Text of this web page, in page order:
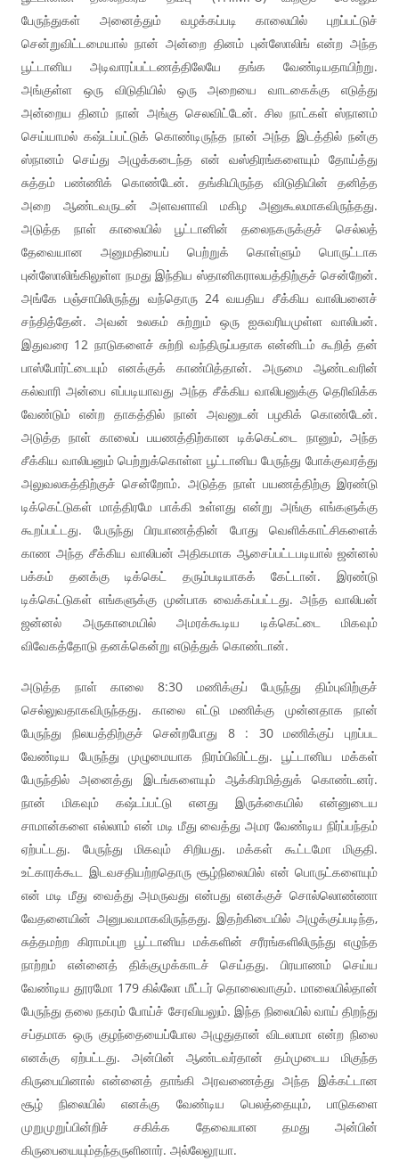
பேருந்துகள் அனைத்தும் வழக்கப்படி காலையில் புறப்பட்டுச்
சென்றுவிட்டமையால் நான் அன்றை தினம் புன்ஸோலிங் என்ற அந்த
பூட்டானிய அடிவாரப்பட்டணத்திலேயே தங்க வேண்டியதாயிற்று.
அங்குள்ள ஒரு விடுதியில் ஒரு அறையை வாடகைக்கு எடுத்து
அன்றைய தினம் நான் அங்கு செலவிட்டேன். சில நாட்கள் ஸ்நானம்
செய்யாமல் கஷ்டப்பட்டுக் கொண்டிருந்த நான் அந்த இடத்தில் நன்கு
ஸ்நானம் செய்து அழுக்கடைந்த என் வஸ்திரங்களையும் தோய்த்து
சுத்தம் பண்ணிக் கொண்டேன். தங்கியிருந்த விடுதியின் தனித்த
அறை ஆண்டவருடன் அளவளாவி மகிழ அனுகூலமாகவிருந்தது.
அடுத்த நாள் காலையில் பூட்டானின் தலைநகருக்குச் செல்லத்
தேவையான அனுமதியைப் பெற்றுக் கொள்ளும் பொருட்டாக
புன்ஸோலிங்கிலுள்ள நமது இந்திய ஸ்தானிகராலயத்திற்குச் சென்றேன்.
அங்கே பஞ்சாபிலிருந்து வந்தொரு 24 வயதிய சீக்கிய வாலிபனைச்
சந்தித்தேன். அவன் உலகம் சுற்றும் ஒரு ஐசுவரியமுள்ள வாலிபன்.
இதுவரை 12 நாடுகளைச் சுற்றி வந்திருப்பதாக என்னிடம் கூறித் தன்
பாஸ்போர்ட்டையும் எனக்குக் காண்பித்தான். அருமை ஆண்டவரின்
கல்வாரி அன்பை எப்படியாவது அந்த சீக்கிய வாலிபனுக்கு தெரிவிக்க
வேண்டும் என்ற தாகத்தில் நான் அவனுடன் பழகிக் கொண்டேன்.
அடுத்த நாள் காலைப் பயணத்திற்கான டிக்கெட்டை நானும், அந்த
சீக்கிய வாலிபனும் பெற்றுக்கொள்ள பூட்டானிய பேருந்து போக்குவரத்து
அலுவலகத்திற்குச் சென்றோம். அடுத்த நாள் பயணத்திற்கு இரண்டு
டிக்கெட்டுகள் மாத்திரமே பாக்கி உள்ளது என்று அங்கு எங்களுக்கு
கூறப்பட்டது. பேருந்து பிரயாணத்தின் போது வெளிக்காட்சிகளைக்
காண அந்த சீக்கிய வாலிபன் அதிகமாக ஆசைப்பட்டபடியால் ஜன்னல்
பக்கம் தனக்கு டிக்கெட் தரும்படியாகக் கேட்டான். இரண்டு
டிக்கெட்டுகள் எங்களுக்கு முன்பாக வைக்கப்பட்டது. அந்த வாலிபன்
ஜன்னல் அருகாமையில் அமரக்கூடிய டிக்கெட்டை மிகவும்
விவேகத்தோடு தனக்கென்று எடுத்துக் கொண்டான்.
அடுத்த நாள் காலை 8:30 மணிக்குப் பேருந்து திம்புவிற்குச்
செல்லுவதாகவிருந்தது. காலை எட்டு மணிக்கு முன்னதாக நான்
பேருந்து நிலயத்திற்குச் சென்றபோது 8 : 30 மணிக்குப் புறப்பட
வேண்டிய பேருந்து முழுமையாக நிரம்பிவிட்டது. பூட்டானிய மக்கள்
பேருந்தில் அனைத்து இடங்களையும் ஆக்கிரமித்துக் கொண்டனர்.
நான் மிகவும் கஷ்டப்பட்டு எனது இருக்கையில் என்னுடைய
சாமான்களை எல்லாம் என் மடி மீது வைத்து அமர வேண்டிய நிர்ப்பந்தம்
ஏற்பட்டது. பேருந்து மிகவும் சிறியது. மக்கள் கூட்டமோ மிகுதி.
உட்காரக்கூட இடவசதியற்றதொரு சூழ்நிலையில் என் பொருட்களையும்
என் மடி மீது வைத்து அமருவது என்பது எனக்குச் சொல்லொண்ணா
வேதனையின் அனுபவமாகவிருந்தது. இதற்கிடையில் அழுக்குப்படிந்த,
சுத்தமற்ற கிராமப்புற பூட்டானிய மக்களின் சரீரங்களிலிருந்து எழுந்த
நாற்றம் என்னைத் திக்குமுக்காடச் செய்தது. பிரயாணம் செய்ய
வேண்டிய தூரமோ 179 கில்லோ மீட்டர் தொலைவாகும். மாலையில்தான்
பேருந்து தலை நகரம் போய்ச் சேரவியலும். இந்த நிலையில் வாய் திறந்து
சப்தமாக ஒரு குழந்தையைப்போல அழுதுதான் விடலாமா என்ற நிலை
எனக்கு ஏற்பட்டது. அன்பின் ஆண்டவர்தான் தம்முடைய மிகுந்த
கிருபையினால் என்னைத் தாங்கி அரவணைத்து அந்த இக்கட்டான
சூழ் நிலையில் எனக்கு வேண்டிய பெலத்தையும், பாடுகளை
முறுமுறுப்பின்றிச் சகிக்க தேவையான தமது அன்பின்
கிருபையையும்தந்தருளினார். அல்லேலூயா.